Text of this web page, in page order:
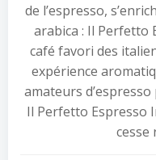
de l’espresso,
arabica : Il Perfetto
café favori des
expérience
amateurs
Il Perfetto Espresso
cesse